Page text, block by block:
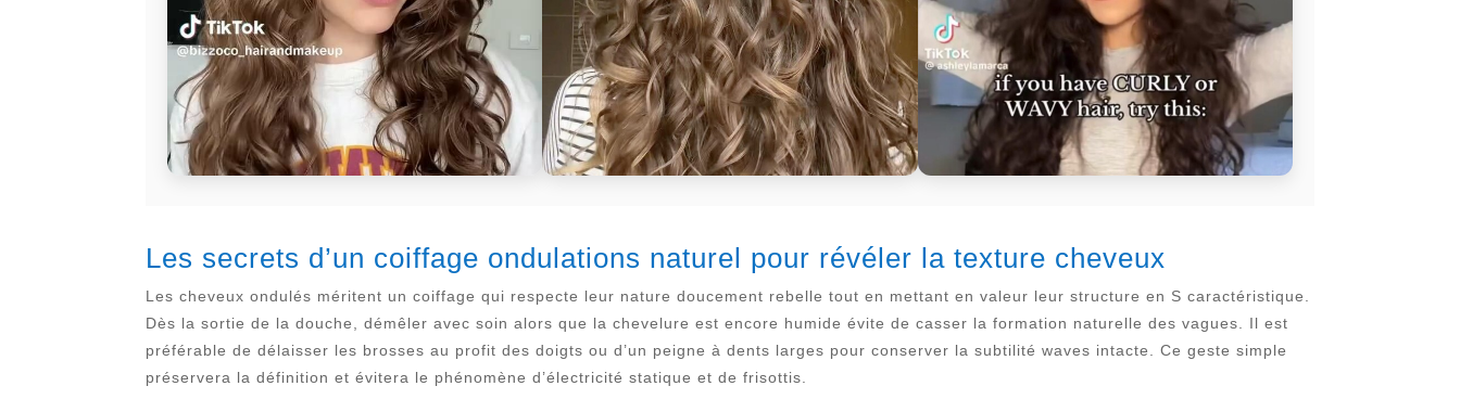
Les secrets d’un coiffage ondulations naturel pour révéler la texture cheveux
Les cheveux ondulés méritent un coiffage qui respecte leur nature doucement rebelle tout en mettant en valeur leur structure en S caractéristique.
Dès la sortie de la douche, démêler avec soin alors que la chevelure est encore humide évite de casser la formation naturelle des vagues. Il est
préférable de délaisser les brosses au profit des doigts ou d’un peigne à dents larges pour conserver la subtilité waves intacte. Ce geste simple
préservera la définition et évitera le phénomène d’électricité statique et de frisottis.